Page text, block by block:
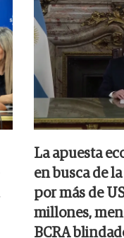
La apuesta
en busca de
por más de
millones,
BCRA